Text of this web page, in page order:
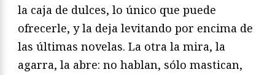
la caja de dulces, lo único que puede
ofrecerle, y la deja levitando por encima de
las últimas novelas. La otra la mira, la
agarra, la abre: no hablan, sólo mastican,